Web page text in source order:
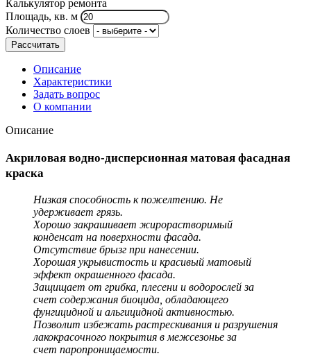
Калькулятор ремонта
Площадь, кв. м
Количество слоев
Рассчитать
Описание
Характеристики
Задать вопрос
О компании
Описание
Акриловая водно-дисперсионная матовая фасадная
краска
Низкая способность к пожелтению. Не
удерживает грязь.
Хорошо закрашивает жирорастворимый
конденсат на поверхности фасада.
Отсутствие брызг при нанесении.
Хорошая укрывистость и красивый матовый
эффект окрашенного фасада.
Защищает от грибка, плесени и водорослей за
счет содержания биоцида, обладающего
фунгицидной и альгицидной активностью.
Позволит избежать растрескивания и разрушения
лакокрасочного покрытия в межсезонье за
счет паропроницаемости.